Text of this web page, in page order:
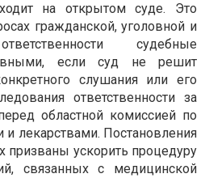
на открытом суде. Это
гражданской, уголовной и
судебные
если суд не решит
слушания или его
ответственности за
областной комиссией по
и лекарствами. Постановления
призваны ускорить процедуру
связанных с медицинской